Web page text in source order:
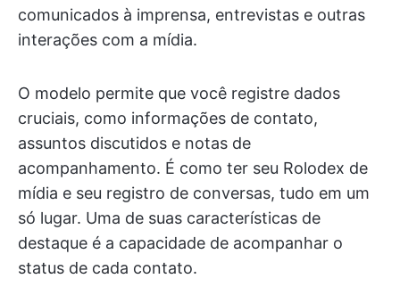
comunicados à imprensa, entrevistas e outras
interações com a mídia.
O modelo permite que você registre dados
cruciais, como informações de contato,
assuntos discutidos e notas de
acompanhamento. É como ter seu Rolodex de
mídia e seu registro de conversas, tudo em um
só lugar. Uma de suas características de
destaque é a capacidade de acompanhar o
status de cada contato.